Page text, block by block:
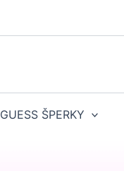
GUESS ŠPERKY